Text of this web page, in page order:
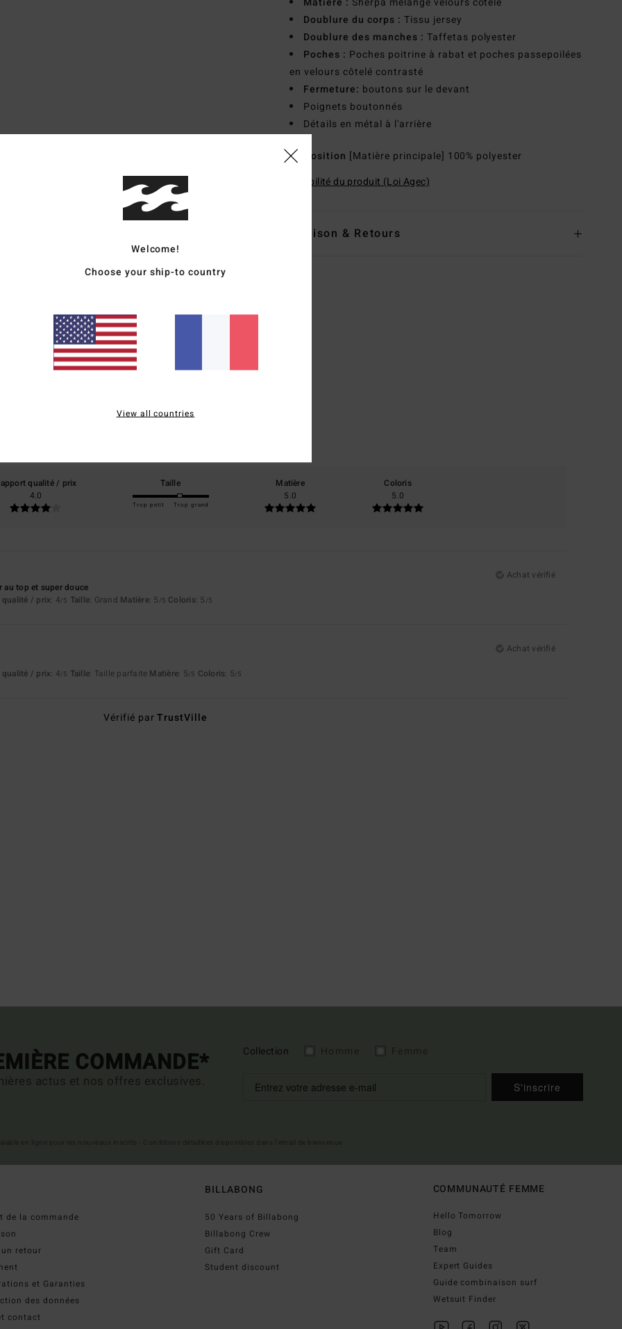
Doublure du corps : Tissu jersey
Doublure des manches : Taffetas polyester
Poches : Poches poitrine à rabat et poches passepoilées
en velours côtelé contrasté
Fermeture: boutons sur le devant
Poignets boutonnés
Détails en métal à l'arrière
Composition [Matière principale] 100% polyester
Traçabilité du produit (Loi Agec)
Livraison & Retours
Note moyenne
5.0
qualité / prix
4.0
Taille
Trop petit Trop grand
Matière
5.0
Coloris
5.0
Achat vérifié
au top et super douce
qualité / prix: 4/5 Taille: Grand Matière: 5 /5 Coloris: 5 /5
Achat vérifié
qualité / prix: 4/5 Taille: Taille parfaite Matière: 5/5 Coloris: 5/5
Vérifié parTrustVille
COMMANDE*
actus et nos offres exclusives.
Collection
S'inscrire
de la commande
retour
et Garanties
des données
contact
BILLABONG
50 Years of Billabong
Billabong Crew
Gift Card
Student discount
COMMUNAUTÉ FEMME
Hello Tomorrow
Blog
Team
Expert Guides
Guide combinaison surf
Wetsuit Finder
Welcome!
Choose your ship-to country
View all countries